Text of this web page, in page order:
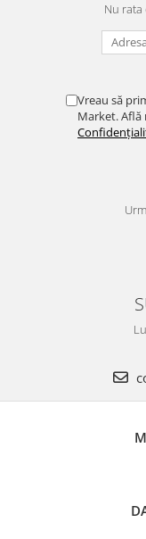
Nu
Vreau să
Market. Află